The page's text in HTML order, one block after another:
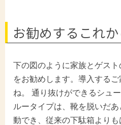
お勧めするこれ
下の図のように家族とゲス
をお勧めします。導入する
ね。 通り抜けができるシュ
ルータイプは、靴を脱いだ
動でき、従来の下駄箱より